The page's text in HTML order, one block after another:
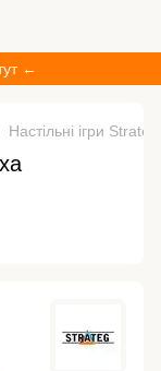
←
Настільні ігри Strateg